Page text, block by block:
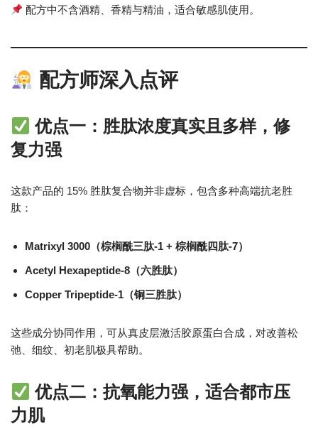
配方中不含酒精、香精与精油，适合敏感肌使用。
配方师深入点评
优点一：胜肽浓度真实且多样，修
复力强
这款产品的 15% 胜肽复合物并非虚标，包含多种高端抗老胜
肽：
Matrixyl 3000（棕榈酰三肽-1 + 棕榈酰四肽-7）
Acetyl Hexapeptide-8（六胜肽）
Copper Tripeptide-1（铜三胜肽）
这些成分协同作用，可从真皮层激活胶原蛋白合成，对改善松
弛、细纹、初老肌极具帮助。
优点二：抗氧能力强，适合都市压
力肌